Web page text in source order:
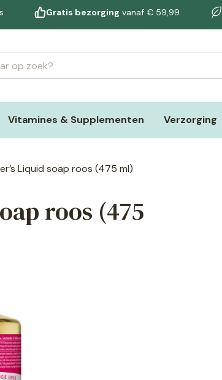
Gratis bezorging vanaf € 59,99
Vitamines & Supplementen Verzorging
Liquid soap roos (475 ml)
roos (475